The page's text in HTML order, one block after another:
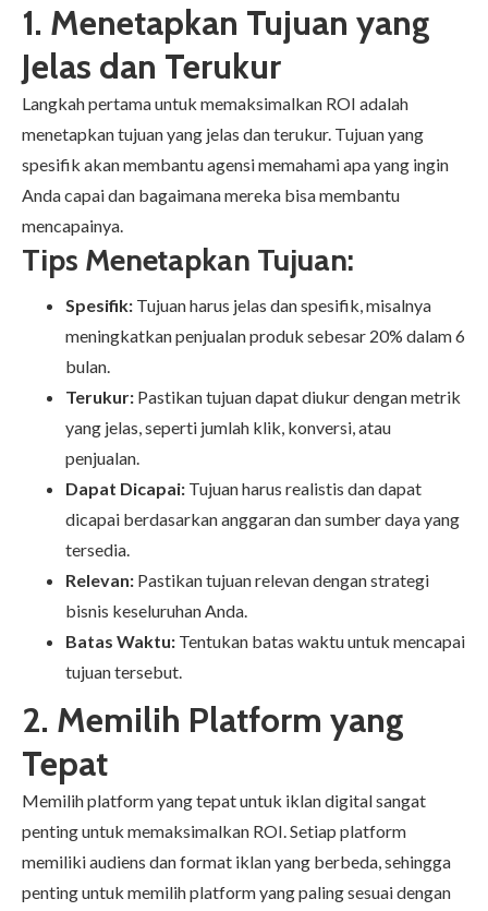
1. Menetapkan Tujuan yang
Jelas dan Terukur
Langkah pertama untuk memaksimalkan ROI adalah
menetapkan tujuan yang jelas dan terukur. Tujuan yang
spesifik akan membantu agensi memahami apa yang ingin
Anda capai dan bagaimana mereka bisa membantu
mencapainya.
Tips Menetapkan Tujuan:
Spesifik: Tujuan harus jelas dan spesifik, misalnya
meningkatkan penjualan produk sebesar 20% dalam 6
bulan.
Terukur: Pastikan tujuan dapat diukur dengan metrik
yang jelas, seperti jumlah klik, konversi, atau
penjualan.
Dapat Dicapai: Tujuan harus realistis dan dapat
dicapai berdasarkan anggaran dan sumber daya yang
tersedia.
Relevan: Pastikan tujuan relevan dengan strategi
bisnis keseluruhan Anda.
Batas Waktu: Tentukan batas waktu untuk mencapai
tujuan tersebut.
2. Memilih Platform yang
Tepat
Memilih platform yang tepat untuk iklan digital sangat
penting untuk memaksimalkan ROI. Setiap platform
memiliki audiens dan format iklan yang berbeda, sehingga
penting untuk memilih platform yang paling sesuai dengan